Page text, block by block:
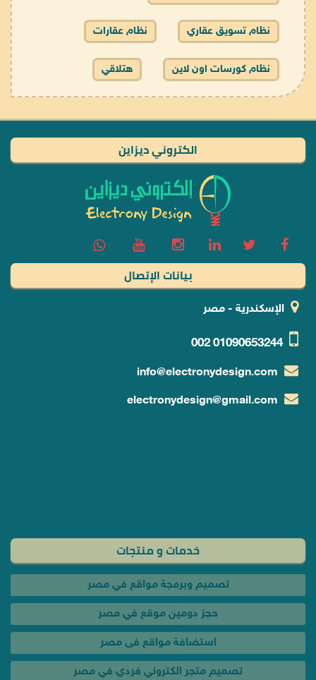
نظام تسويق عقاري نظام عقارات
نظام كورسات اون لاين هتلاقي
الكتروني ديزاين
بيانات الإتصال
الإسكندرية - مصر
01090653244
002
info@electronydesign.com
electronydesign@gmail.com
استضافة مواقع فى مصر
تصميم متجر الكتروني فردي في مصر
تصميم متجر متعدد البائعين في مصر
تصميم موقع اعلانات مبوبة فى مصر
تصميم موقع عقارات فى مصر